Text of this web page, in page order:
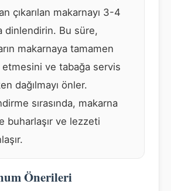
çıkarılan makarnayı 3-4
dinlendirin. Bu süre,
makarnaya tamamen
ve tabağa servis
dağılmayı önler.
sırasında, makarna
buharlaşır ve lezzeti
Önerileri